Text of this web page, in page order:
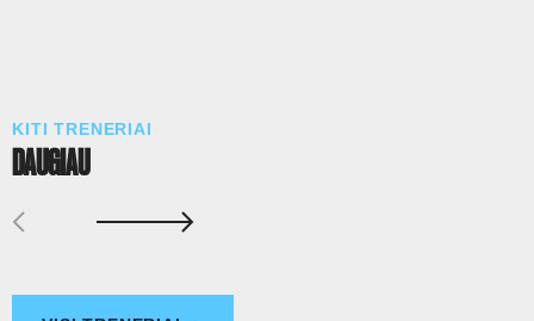
KITI TRENERIAI
DAUGIAU